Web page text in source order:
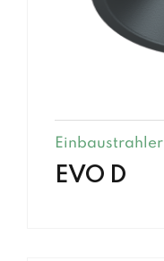
Einbaustrahler
EVO D